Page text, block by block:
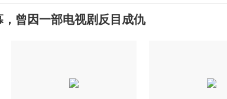
曾因一部电视剧反目成仇